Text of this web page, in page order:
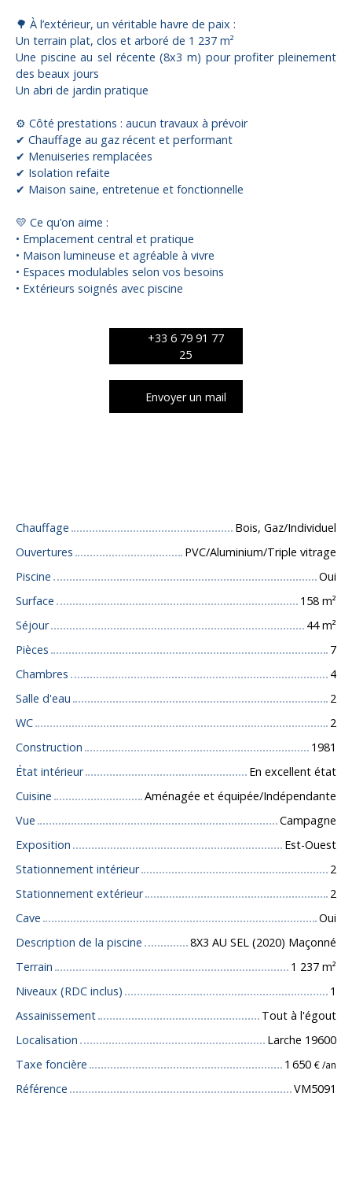
🌳 À l’extérieur, un véritable havre de paix :
Un terrain plat, clos et arboré de 1 237 m²
Une piscine au sel récente (8x3 m) pour profiter pleinement
des beaux jours
Un abri de jardin pratique
⚙️ Côté prestations : aucun travaux à prévoir
✔ Chauffage au gaz récent et performant
✔ Menuiseries remplacées
✔ Isolation refaite
✔ Maison saine, entretenue et fonctionnelle
💛 Ce qu’on aime :
• Emplacement central et pratique
• Maison lumineuse et agréable à vivre
• Espaces modulables selon vos besoins
• Extérieurs soignés avec piscine
+33 6 79 91 77
25
Envoyer un mail
Chauffage
Bois, Gaz/Individuel
Ouvertures
PVC/Aluminium/Triple vitrage
Piscine
Oui
Surface
158 m²
Séjour
44m²
Pièces
7
Chambres
4
Salle d'eau
2
WC
2
Construction
1981
État intérieur
En excellent état
Cuisine
Aménagée et équipée/Indépendante
Vue
Campagne
Exposition
Est-Ouest
Stationnement intérieur
2
Stationnement extérieur
2
Cave
Oui
Description de la piscine
8X3 AU SEL (2020) Maçonné
Terrain
1 237 m²
Niveaux (RDC inclus)
1
Assainissement
Tout à l'égout
Localisation
Larche 19600
Taxe foncière
1 650 € /an
Référence VM5091